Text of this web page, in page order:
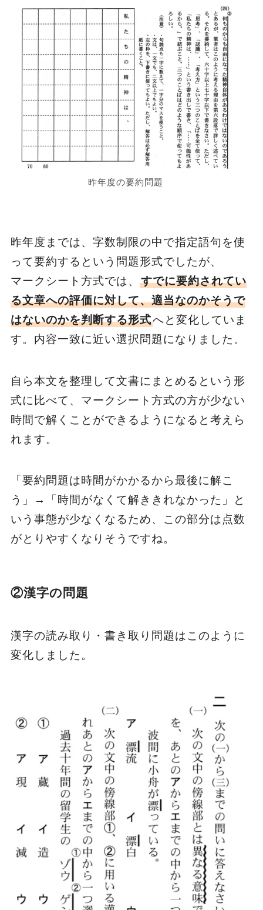
昨年度の要約問題
昨年度までは、字数制限の中で指定語句を使
って要約するという問題形式でしたが、
マークシート方式では、 すでに要約されてい
る文章への評価に対して、適当なのかそうで
はないのかを判断する形式へと変化していま
す。内容一致に近い選択問題になりました。
自ら本文を整理して文書にまとめるという形
式に比べて、マークシート方式の方が少ない
時間で解くことができるようになると考えら
れます。
「要約問題は時間がかかるから最後に解こ
う」→「時間がなくて解ききれなかった」と
いう事態が少なくなるため、この部分は点数
がとりやすくなりそうですね。
②漢字の問題
漢字の読み取り・書き取り問題はこのように
変化しました。